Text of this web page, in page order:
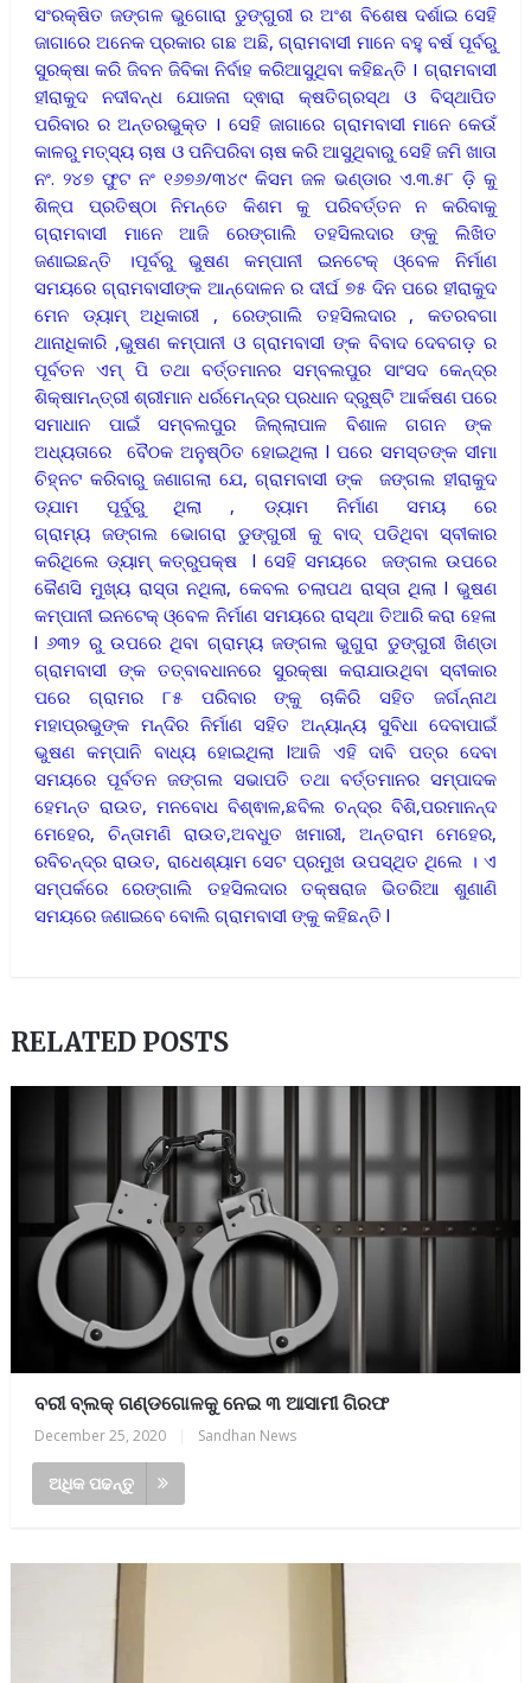
ସଂରକ୍ଷିତ ଜଙ୍ଗଳ ଭୁଗୋରା ଡୁଙ୍ଗୁରୀ ର ଅଂଶ ବିଶେଷ ଦର୍ଶାଇ ସେହି
ଜାଗାରେ ଅନେକ ପ୍ରକାର ଗଛ ଅଛି, ଗ୍ରାମବାସୀ ମାନେ ବହୁ ବର୍ଷ ପୂର୍ବରୁ
ସୁରକ୍ଷା କରି ଜିବନ ଜିବିକା ନିର୍ବାହ କରିଆସୁଥିବା କହିଛନ୍ତି I ଗ୍ରାମବାସୀ
ହୀରାକୁଦ ନଦୀବନ୍ଧ ଯୋଜନା ଦ୍ଵାରା କ୍ଷତିଗ୍ରସ୍ଥ ଓ ବିସ୍ଥାପିତ
ପରିବାର ର ଅନ୍ତରଭୁକ୍ତ I ସେହି ଜାଗାରେ ଗ୍ରାମବାସୀ ମାନେ କେଉଁ
କାଳରୁ ମତ୍ସ୍ୟ ଚାଷ ଓ ପନିପରିବା ଚାଷ କରି ଆସୁଥିବାରୁ ସେହି ଜମି ଖାତା
ନଂ. ୨୪୭ ଫୁଟ ନଂ ୧୬୭୬/୩୪୯ କିସମ ଜଳ ଭଣ୍ଡାର ଏ.୩.୫୮ ଡ଼ି କୁ
ଶିଳ୍ପ ପ୍ରତିଷ୍ଠା ନିମନ୍ତେ କିଶମ କୁ ପରିବର୍ତ୍ତନ ନ କରିବାକୁ
ଗ୍ରାମବାସୀ ମାନେ ଆଜି ରେଙ୍ଗାଲି ତହସିଲଦାର ଙ୍କୁ ଲିଖିତ
ଜଣାଇଛନ୍ତି ।ପୂର୍ବରୁ ଭୁଷଣ କମ୍ପାନୀ ଇନଟେକ୍ ଓ୍ବେଳ ନିର୍ମାଣ
ସମୟରେ ଗ୍ରାମବାସୀଙ୍କ ଆନ୍ଦୋଳନ ର ଦୀର୍ଘ ୭୫ ଦିନ ପରେ ହୀରାକୁଦ
ମେନ ଡ୍ୟାମ୍ ଅଧିକାରୀ , ରେଙ୍ଗାଲି ତହସିଲଦାର , କତରବଗା
ଥାନାଧିକାରି ,ଭୁଷଣ କମ୍ପାନୀ ଓ ଗ୍ରାମବାସୀ ଙ୍କ ବିବାଦ ଦେବଗଡ଼ ର
ପୂର୍ବତନ ଏମ୍ ପି ତଥା ବର୍ତ୍ତମାନର ସମ୍ବଲପୁର ସାଂସଦ କେନ୍ଦ୍ର
ଶିକ୍ଷାମନ୍ତ୍ରୀ ଶ୍ରୀମାନ ଧର୍ରମେନ୍ଦ୍ର ପ୍ରଧାନ ଦ୍ରୁଷ୍ଟି ଆର୍କଷଣ ପରେ
ସମାଧାନ ପାଇଁ ସମ୍ବଲପୁର ଜିଲ୍ଲାପାଳ ବିଶାଳ ଗଗନ ଙ୍କ
ଅଧ୍ୟତାରେ ବୈଠକ ଅନୁଷ୍ଠିତ ହୋଇଥିଲା l ପରେ ସମସ୍ତଙ୍କ ସୀମା
ଚିହ୍ନଟ କରିବାରୁ ଜଣାଗଲା ଯେ, ଗ୍ରାମବାସୀ ଙ୍କ ଜଙ୍ଗଲ ହୀରାକୁଦ
ଡ୍ଯାମ ପୂର୍ବୁରୁ ଥିଲା , ଡ୍ୟାମ ନିର୍ମାଣ ସମୟ ରେ
ଗ୍ରାମ୍ୟ ଜଙ୍ଗଲ ଭୋଗରା ଡୁଙ୍ଗୁରୀ କୁ ବାଦ୍ ପଡିଥିବା ସ୍ବୀକାର
କରିଥିଲେ ଡ୍ୟାମ୍ କତ୍ରୁପକ୍ଷ l ସେହି ସମୟରେ ଜଙ୍ଗଲ ଉପରେ
କୈଣସି ମୁଖ୍ୟ ରାସ୍ତା ନଥିଲା, କେବଲ ଚଲାପଥ ରାସ୍ତା ଥିଲା l ଭୁଷଣ
କମ୍ପାନୀ ଇନଟେକ୍ ଓ୍ବେଳ ନିର୍ମାଣ ସମୟରେ ରାସ୍ଥା ତିଆରି କରା ହେଳା
l ୬୩୨ ରୁ ଉପରେ ଥିବା ଗ୍ରାମ୍ୟ ଜଙ୍ଗଲ ଭୁଗୁରା ଡୁଙ୍ଗୁରୀ ଖିଣ୍ଡା
ଗ୍ରାମବାସୀ ଙ୍କ ତତ୍ବାବଧାନରେ ସୁରକ୍ଷା କରାଯାଉଥିବା ସ୍ବୀକାର
ପରେ ଗ୍ରାମର ୮୫ ପରିବାର ଙ୍କୁ ଚାକିରି ସହିତ ଜର୍ଗନ୍ନାଥ
ମହାପ୍ରଭୁଙ୍କ ମନ୍ଦିର ନିର୍ମାଣ ସହିତ ଅନ୍ୟାନ୍ୟ ସୁବିଧା ଦେବାପାଇଁ
ଭୁଷଣ କମ୍ପାନି ବାଧ୍ୟ ହୋଇଥିଲା lଆଜି ଏହି ଦାବି ପତ୍ର ଦେବା
ସମୟରେ ପୂର୍ବତନ ଜଙ୍ଗଲ ସଭାପତି ତଥା ବର୍ତ୍ତମାନର ସମ୍ପାଦକ
ହେମନ୍ତ ରାଉତ, ମନବୋଧ ବିଶ୍ଵାଳ,ଛବିଲ ଚନ୍ଦ୍ର ବିଶି,ପରମାନନ୍ଦ
ମେହେର, ଚିନ୍ତାମଣି ରାଉତ,ଅବଧୁତ ଖମାରୀ, ଅନ୍ତରାମ ମେହେର,
ରବିଚନ୍ଦ୍ର ରାଉତ, ରାଧେଶ୍ୟାମ ସେଟ ପ୍ରମୁଖ ଉପସ୍ଥିତ ଥିଲେ । ଏ
ସମ୍ପର୍କରେ ରେଙ୍ଗାଲି ତହସିଲଦାର ତକ୍ଷରାଜ ଭିତରିଆ ଶୁଣାଣି
ସମୟରେ ଜଣାଇବେ ବୋଲି ଗ୍ରାମବାସୀ ଙ୍କୁ କହିଛନ୍ତି l
RELATED POSTS
ବରୀ ବ୍ଲକ୍ ଗଣ୍ଡଗୋଳକୁ ନେଇ ୩ ଆସାମୀ ଗିରଫ
December 25, 2020 Sandhan News
ଅଧିକ ପଢନ୍ତୁ